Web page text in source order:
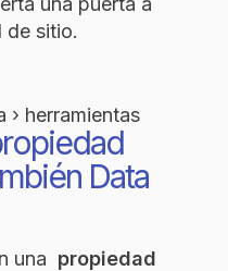
de sitio.
› herramientas
Data
una propiedad